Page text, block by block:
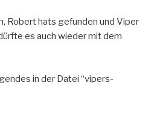
Robert hats gefunden und Viper
es auch wieder mit dem
in der Datei “vipers-